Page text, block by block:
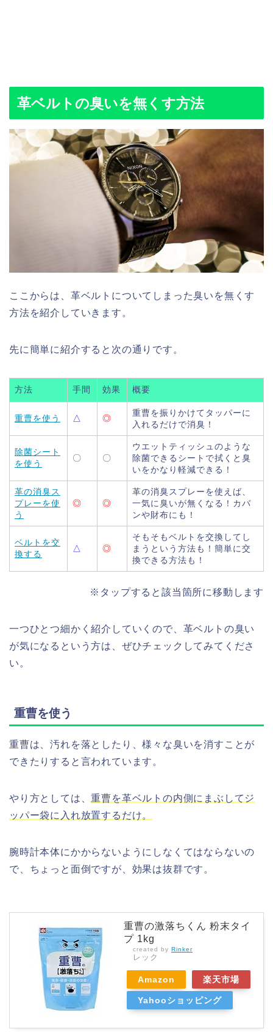
革ベルトの臭いを無くす方法
ここからは、革ベルトについてしまった臭いを無くす
方法を紹介していきます。
先に簡単に紹介すると次の通りです。
方法 手間 効果 概要
重曹を使う △ ◎
重曹を振りかけてタッパーに
入れるだけで消臭！
除菌シート
を使う
〇 〇
ウエットティッシュのような
除菌できるシートで拭くと臭
いをかなり軽減できる！
革の消臭ス
プレーを使
う
◎ ◎
革の消臭スプレーを使えば、
一気に臭いが無くなる！カバ
ンや財布にも！
ベルトを交
換する
△ ◎
そもそもベルトを交換してし
まうという方法も！簡単に交
換できる方法も！
※タップすると該当箇所に移動します
一つひとつ細かく紹介していくので、革ベルトの臭い
が気になるという方は、ぜひチェックしてみてくださ
い。
重曹を使う
重曹は、汚れを落としたり、様々な臭いを消すことが
できたりすると言われています。
やり方としては、重曹を革ベルトの内側にまぶしてジ
ッパー袋に入れ放置するだけ。
腕時計本体にかからないようにしなくてはならないの
で、ちょっと面倒ですが、効果は抜群です。
重曹の激落ちくん 粉末タイ
プ 1kg
created by Rinker
レック
Amazon 楽天市場
Yahooショッピング